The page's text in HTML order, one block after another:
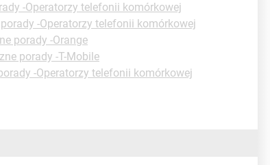
-Operatorzy telefonii komórkowej
-Operatorzy telefonii komórkowej
porady -Orange
porady -T-Mobile
-Operatorzy telefonii komórkowej